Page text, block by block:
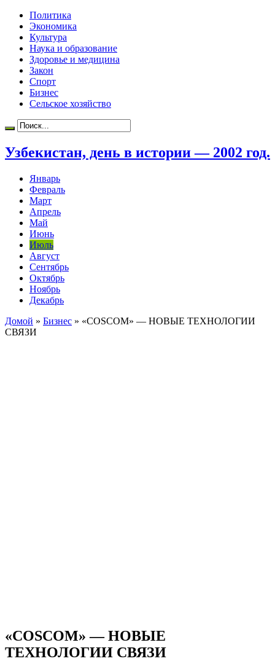
Политика
Экономика
Культура
Наука и образование
Здоровье и медицина
Закон
Спорт
Бизнес
Сельское хозяйство
Узбекистан, день в истории — 2002 год.
Январь
Февраль
Март
Апрель
Май
Июнь
Июль
Август
Сентябрь
Октябрь
Ноябрь
Декабрь
Домой » Бизнес » «COSCOM» — НОВЫЕ ТЕХНОЛОГИИ
СВЯЗИ
«COSCOM» — НОВЫЕ
ТЕХНОЛОГИИ СВЯЗИ